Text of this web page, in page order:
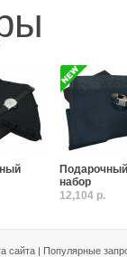
Подарочный
набор
12,104 р.
сайта | Популярные